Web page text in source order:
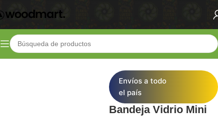
Inicio Shop Parafernalia Bandejas y Ceniceros
Envíos a todo
el país
Bandeja Vidrio Mini